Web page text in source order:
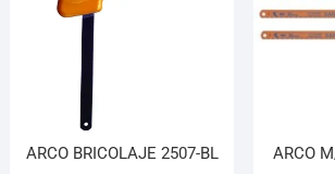
ARCO BRICOLAJE 2507-BL
ARCO
En línea · responde en segundos